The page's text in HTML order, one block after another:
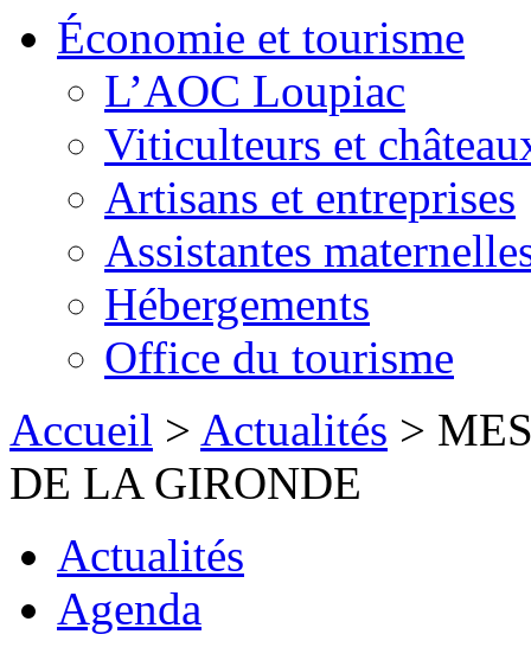
Économie et tourisme
L’AOC Loupiac
Viticulteurs et
Artisans et entreprises
Assistantes
Hébergements
Office du tourisme
Accueil > Actualités >
DE LA GIRONDE
Actualités
Agenda